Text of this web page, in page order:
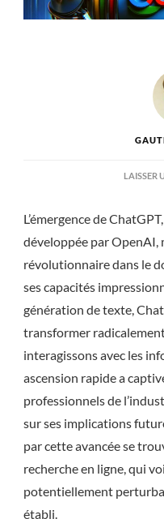
LAISSER
L’émergence de
développée par OpenAI,
révolutionnaire dans le
ses capacités
génération de texte,
transformer
interagissons avec les
ascension rapide a
professionnels de
sur ses implications
par cette avancée se
recherche en ligne, qui
potentiellement
établi.